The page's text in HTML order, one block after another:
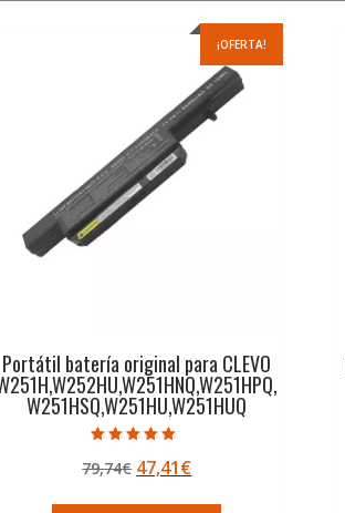
¡OFERTA!
Portátil batería original para CLEVO
W251HSQ,W251HU,W251HUQ
5.00
de 5
79,74€ El
47,41€El